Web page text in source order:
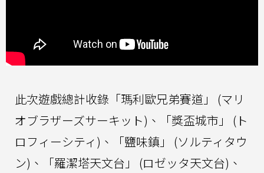
此次遊戲總計收錄「瑪利歐兄弟賽道」 (マリ
オブラザーズサーキット)、「獎盃城市」 (ト
ロフィーシティ)、「鹽味鎮」 (ソルティタウ
ン)、「羅潔塔天文台」 (ロゼッタ天文台)、